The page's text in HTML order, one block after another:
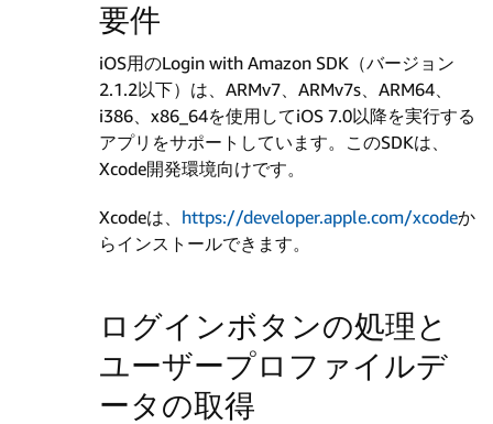
要件
iOS用のLogin with Amazon SDK（バージョン
2.1.2以下）は、ARMv7、ARMv7s、ARM64、
i386、x86_64を使用してiOS 7.0以降を実行する
アプリをサポートしています。このSDKは、
Xcode開発環境向けです。
Xcodeは、 https://developer.apple.com/xcodeか
らインストールできます。
ログインボタンの処理と
ユーザープロファイルデ
ータの取得